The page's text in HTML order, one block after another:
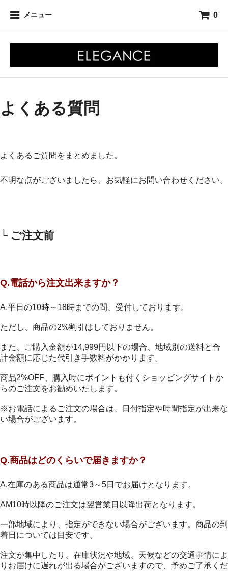
メニュー 0
よくある質問
よくあるご質問をまとめました。
不明な点がございましたら、お気軽にお問い合わせください。
└ ご注文前
Q.電話から注文出来ますか？
A.平日の10時～18時までの間、受付しております。
ただし、商品の2%割引はしておりません。
また、ご購入金額が14,999円以下の場合、地域別の送料と合
計金額に応じた代引き手数料がかかります。
商品2%OFF、購入時にポイントも付くショッピングサイトか
らのご注文をお勧めいたします。
※お電話によるご注文の場合は、日付指定や時間指定が出来な
い場合がございます。
Q.商品はどのくらいで届きますか？
A.在庫のある商品は通常3～5日でお届けとなります。
AM10時以降のご注文は翌営業日以降出荷となります。
一部地域により、指定ができない場合がございます。商品の到
着日については目安です。
注文が集中したり、在庫状況や地域、天候などの交通事情によ
りお届けに遅れが出る場合がございますので、予めご了承くだ